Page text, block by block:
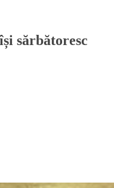
sărbătoresc